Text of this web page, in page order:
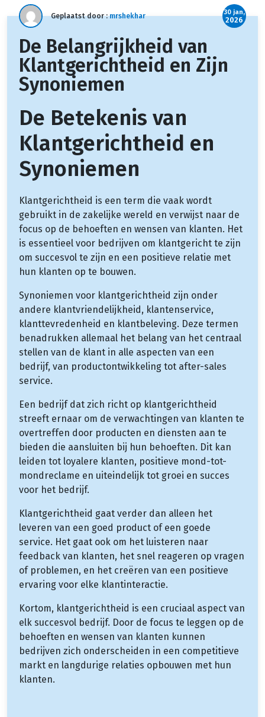
Geplaatst door :mrshekhar 30 jan,
2026
De Belangrijkheid van
Klantgerichtheid en Zijn
Synoniemen
De Betekenis van
Klantgerichtheid en
Synoniemen
Klantgerichtheid is een term die vaak wordt
gebruikt in de zakelijke wereld en verwijst naar de
focus op de behoeften en wensen van klanten. Het
is essentieel voor bedrijven om klantgericht te zijn
om succesvol te zijn en een positieve relatie met
hun klanten op te bouwen.
Synoniemen voor klantgerichtheid zijn onder
andere klantvriendelijkheid, klantenservice,
klanttevredenheid en klantbeleving. Deze termen
benadrukken allemaal het belang van het centraal
stellen van de klant in alle aspecten van een
bedrijf, van productontwikkeling tot after-sales
service.
Een bedrijf dat zich richt op klantgerichtheid
streeft ernaar om de verwachtingen van klanten te
overtreffen door producten en diensten aan te
bieden die aansluiten bij hun behoeften. Dit kan
leiden tot loyalere klanten, positieve mond-tot-
mondreclame en uiteindelijk tot groei en succes
voor het bedrijf.
Klantgerichtheid gaat verder dan alleen het
leveren van een goed product of een goede
service. Het gaat ook om het luisteren naar
feedback van klanten, het snel reageren op vragen
of problemen, en het creëren van een positieve
ervaring voor elke klantinteractie.
Kortom, klantgerichtheid is een cruciaal aspect van
elk succesvol bedrijf. Door de focus te leggen op de
behoeften en wensen van klanten kunnen
bedrijven zich onderscheiden in een competitieve
markt en langdurige relaties opbouwen met hun
klanten.